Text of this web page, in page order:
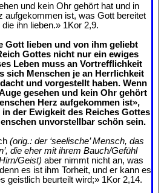
und kein Ohr gehört hat und in
aufgekommen ist, was Gott bereitet
die ihn lieben.» 1Kor 2,9.
Gott lieben und von ihm geliebt
Gottes nicht nur ein ewiges
Leben muss an Vortrefflichkeit
sich Menschen je an Herrlichkeit
und vorgestellt haben. Wenn
gesehen und kein Ohr gehört
Herz aufgekommen ist»,
der Ewigkeit des Reiches Gottes
unvorstellbar schön sein.
(orig.: der ‘seelische’ Mensch, das
die eher mit ihrem Bauch/Gefühl
Geist) aber nimmt nicht an, was
es ist ihm Torheit, und er kann es
geistlich beurteilt wird;» 1Kor 2,14.